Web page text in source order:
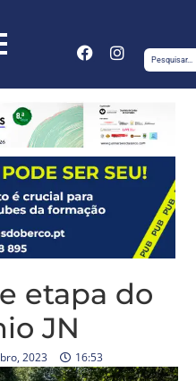
etapa do
JN
2023 16:53